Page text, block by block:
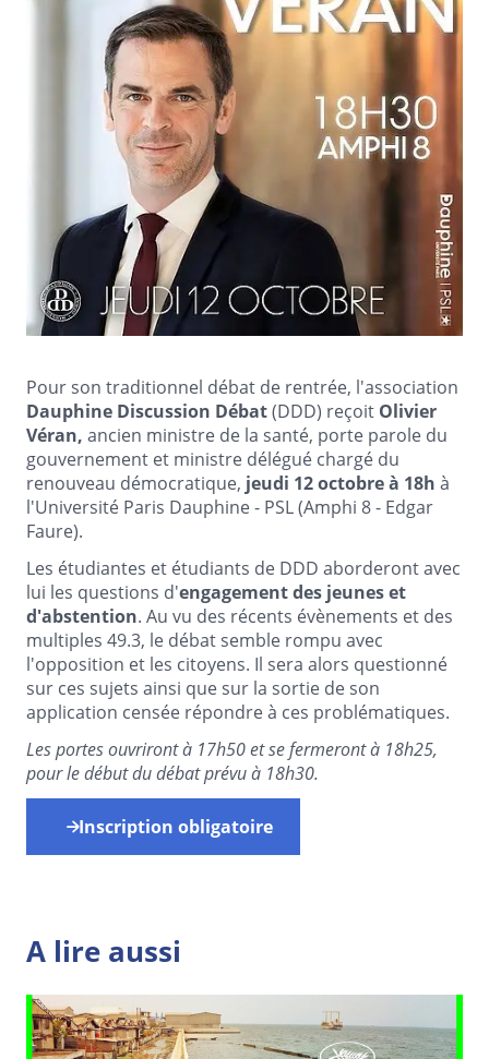
Pour son traditionnel débat de rentrée, l'association
Dauphine Discussion Débat(DDD) reçoit Olivier
Véran, ancien ministre de la santé, porte parole du
gouvernement et ministre délégué chargé du
renouveau démocratique, jeudi 12 octobre à 18h à
l'Université Paris Dauphine - PSL (Amphi 8 - Edgar
Faure).
Les étudiantes et étudiants de DDD aborderont avec
lui les questions d'engagement des jeunes et
d'abstention. Au vu des récents évènements et des
multiples 49.3, le débat semble rompu avec
l'opposition et les citoyens. Il sera alors questionné
sur ces sujets ainsi que sur la sortie de son
application censée répondre à ces problématiques.
Les portes ouvriront à 17h50 et se fermeront à 18h25,
pour le début du débat prévu à 18h30.
Inscription obligatoire
A lire aussi